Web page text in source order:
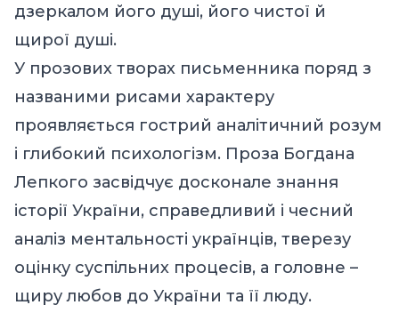
дзеркалом його душі, його чистої й
щирої душі.
У прозових творах письменника поряд з
названими рисами характеру
проявляється гострий аналітичний розум
і глибокий психологізм. Проза Богдана
Лепкого засвідчує досконале знання
історії України, справедливий і чесний
аналіз ментальності українців, тверезу
оцінку суспільних процесів, а головне –
щиру любов до України та її люду.